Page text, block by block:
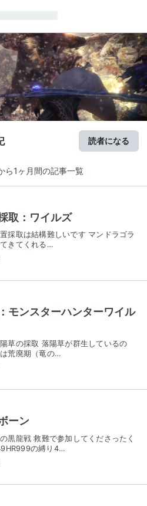
読者になる
1ヶ月間の記事一覧
取：ワイルズ
採取は結構難しいです マンドラゴラ
きてくれる…
モンスターハンターワイル
草の採取 落陽草が群生しているの
荒廃期（竜の…
ーン
黒龍戦 救難で参加してくださったく
の縛り4…